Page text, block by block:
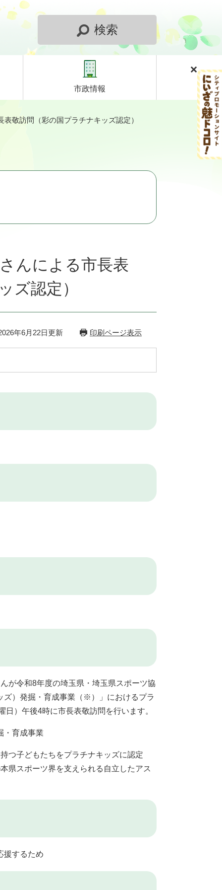
検索
市政情報
敬訪問（彩の国プラチナキッズ認定）
んによる市長表
ズ認定）
年6月22日更新 印刷ページ表示
が令和8年度の埼玉県・埼玉県スポーツ協
ズ）発掘・育成事業（※）」におけるプラ
）午後4時に市長表敬訪問を行います。
・育成事業
つ子どもたちをプラチナキッズに認定
県スポーツ界を支えられる自立したアス
援するため